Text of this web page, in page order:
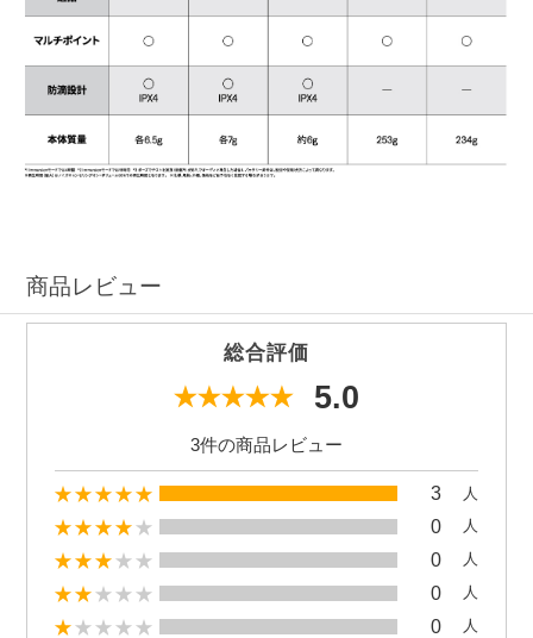
商品レビュー
総合評価
5.0
3件の商品レビュー
3 人
0 人
0 人
0 人
0 人